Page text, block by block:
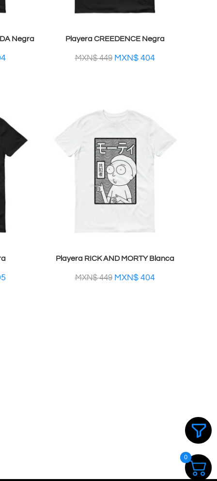
Negra Playera CREEDENCE Negra
MXN$449 MXN$404
Playera RICK AND MORTY Blanca
MXN$449 MXN$404
0